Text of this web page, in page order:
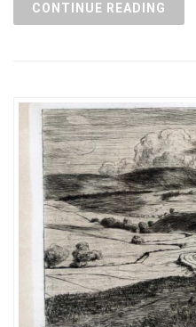
CONTINUE READING